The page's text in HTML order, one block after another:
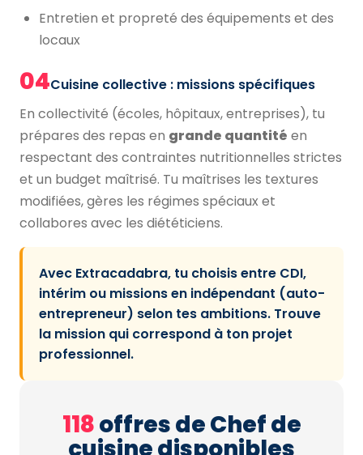
Entretien et propreté des équipements et des
locaux
04Cuisine collective : missions spécifiques
En collectivité (écoles, hôpitaux, entreprises), tu
prépares des repas en grande quantité en
respectant des contraintes nutritionnelles strictes
et un budget maîtrisé. Tu maîtrises les textures
modifiées, gères les régimes spéciaux et
collabores avec les diététiciens.
Avec Extracadabra, tu choisis entre CDI,
intérim ou missions en indépendant (auto-
entrepreneur) selon tes ambitions. Trouve
la mission qui correspond à ton projet
professionnel.
118offres de Chef de